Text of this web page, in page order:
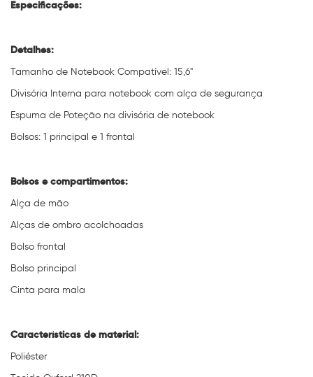
Especificações:
Detalhes:
Tamanho de Notebook Compatível: 15,6"
Divisória Interna para notebook com alça de segurança
Espuma de Poteção na divisória de notebook
Bolsos: 1 principal e 1 frontal
Bolsos e compartimentos:
Alça de mão
Alças de ombro acolchoadas
Bolso frontal
Bolso principal
Cinta para mala
Características de material:
Poliéster